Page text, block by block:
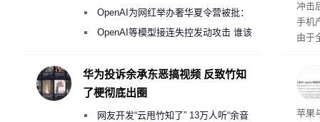
冲击
手机
由于
前受
保
了
苹果
《人工智能法案》全新执法权限审查
OpenAI为网红举办奢华夏令营被批：
2000美元一晚 遭讽“反乌托邦”
OpenAI等模型接连失控发动攻击 谁该
华为投诉余承东恶搞视频 反致竹知
了梗彻底出圈
网友开发“云甩竹知了” 13万人听“余音